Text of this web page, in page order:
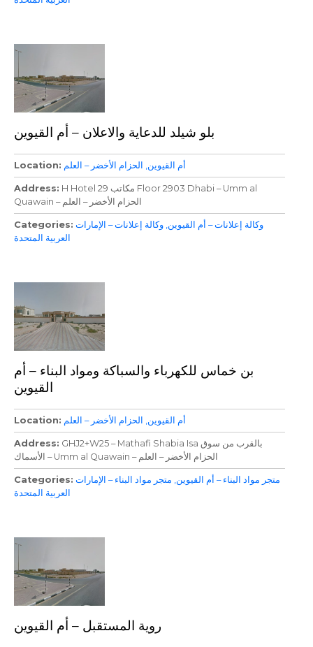
بلو شيلد للدعاية والاعلان – أم القيوين
Location أم القيوين الحزام الأخضر – العلم
Address H Hotel مكاتب 29 Floor 2903 Dhabi – Umm al
Quawain – الحزام الأخضر – العلم
Categories وكالة إعلانات – أم القيوين وكالة إعلانات – الإمارات
العربية المتحدة
بن خماس للكهرباء والسباكة ومواد البناء – أم
القيوين
Location أم القيوين الحزام الأخضر – العلم
Address GHJ2+W25 – Mathafi Shabia Isa بالقرب من سوق
الأسماك – Umm al Quawain – الحزام الأخضر – العلم
Categories متجر مواد البناء – أم القيوين متجر مواد البناء – الإمارات
العربية المتحدة
روية المستقبل – أم القيوين